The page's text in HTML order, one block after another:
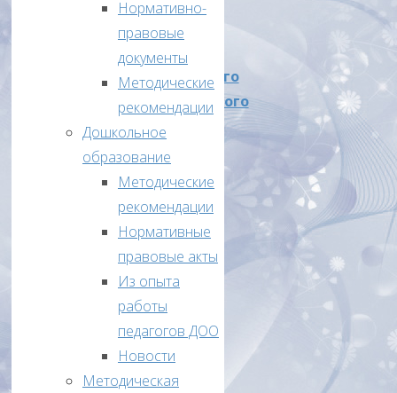
на
территории
Лебяжьевского
муниципального
округа
Приказ
об
итогах
ВсОШ
2023-
2024г
от
19
февраля
№16
Нормативно-
правовые
документы
Методические
рекомендации
Дошкольное
образование
Методические
рекомендации
Нормативные
правовые акты
Из опыта
работы
педагогов ДОО
Новости
Методическая